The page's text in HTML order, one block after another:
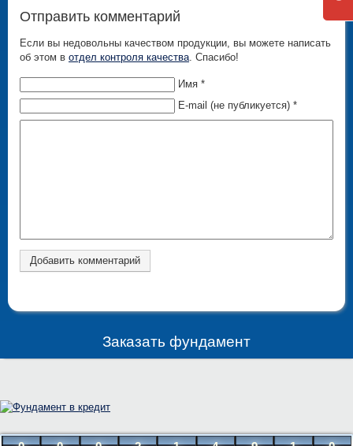
Отправить комментарий
Если вы недовольны качеством продукции, вы можете написать
об этом в отдел контроля качества. Спасибо!
Имя *
E-mail (не публикуется) *
Заказать фундамент